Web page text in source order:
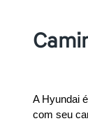
A Hyundai
com seu